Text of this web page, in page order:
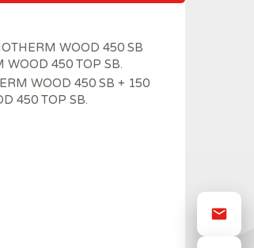
WOOD 450 SB
450 TOP SB.
WOOD 450 SB + 150
450 TOP SB.